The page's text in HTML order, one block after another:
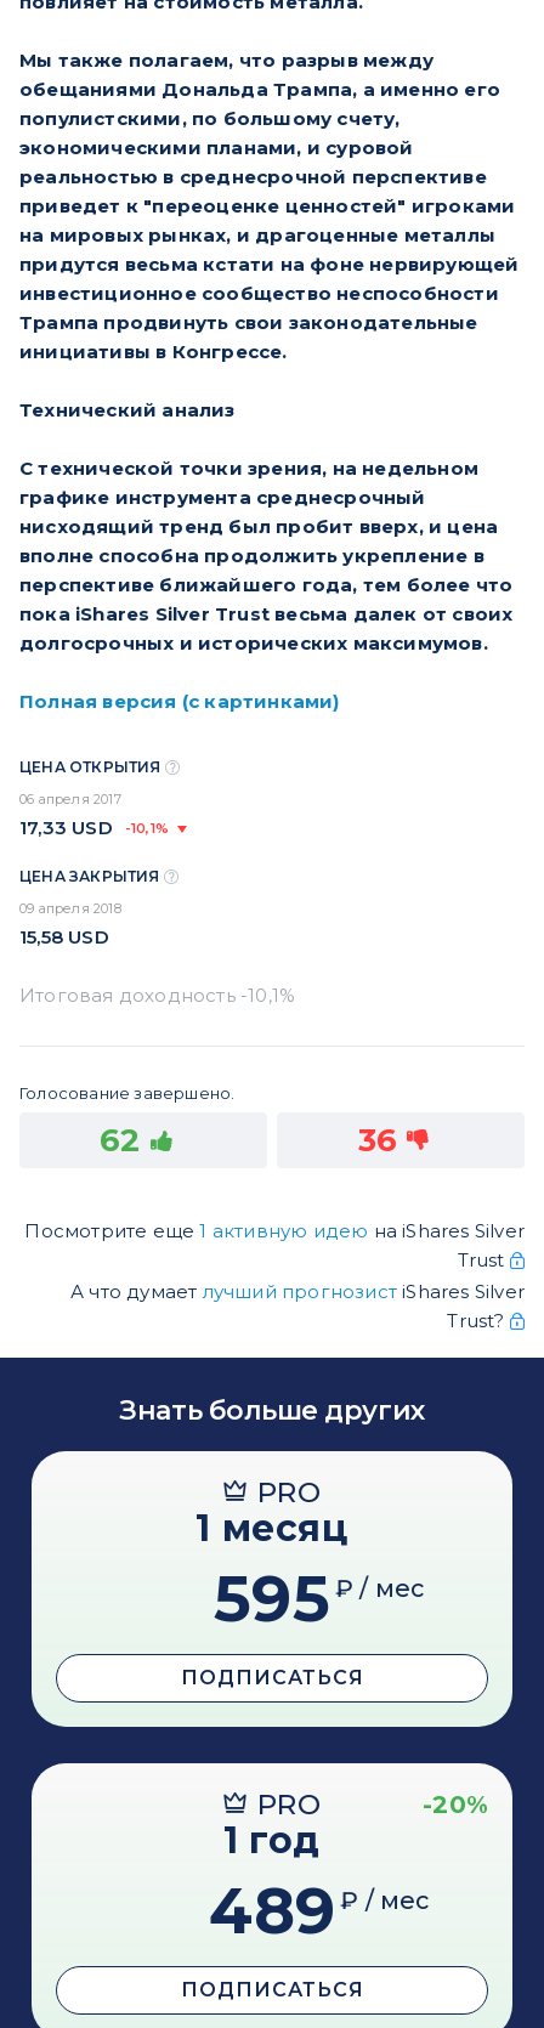
Мы также полагаем, что разрыв между
обещаниями Дональда Трампа, а именно его
популистскими, по большому счету,
экономическими планами, и суровой
реальностью в среднесрочной перспективе
приведет к "переоценке ценностей" игроками
на мировых рынках, и драгоценные металлы
придутся весьма кстати на фоне нервирующей
инвестиционное сообщество неспособности
Трампа продвинуть свои законодательные
инициативы в Конгрессе.
Технический анализ
С технической точки зрения, на недельном
графике инструмента среднесрочный
нисходящий тренд был пробит вверх, и цена
вполне способна продолжить укрепление в
перспективе ближайшего года, тем более что
пока iShares Silver Trust весьма далек от своих
долгосрочных и исторических максимумов.
Полная версия (с картинками)
ЦЕНА ОТКРЫТИЯ
06 апреля 2017
17,33 USD -10,1%
ЦЕНА ЗАКРЫТИЯ
09 апреля 2018
15,58 USD
Голосование завершено.
62 36
Посмотрите еще1 активную идею на iShares Silver
Trust
А что думает лучший прогнозист iShares Silver
Trust?
Знать больше других
PRO
1 месяц
595 ₽ / мес
ПОДПИСАТЬСЯ
PRO -20%
1 год
489 ₽ / мес
ПОДПИСАТЬСЯ